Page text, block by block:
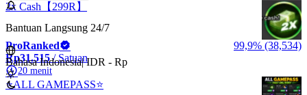
Bantuan Langsung 24/7
Bahasa Indonesia|IDR - Rp
2x Cash【299R】
ProRanked
99,9% (38,534)
Rp31.515/ Satuan
20 menit
⭐ALL GAMEPASS⭐